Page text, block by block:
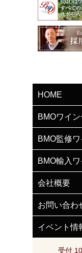
HOME
BMOワイ
BMO監修
BMO輸入
会社概要
お問い合わ
イベント情
受付